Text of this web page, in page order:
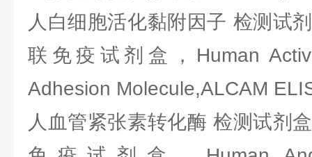
人白细胞活化黏附因子 检测试
联免疫试剂盒，Human
Adhesion Molecule,ALCAM
人血管紧张素转化酶 检测试剂